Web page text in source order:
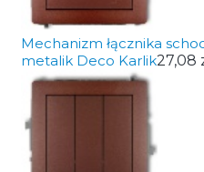
Mechanizm łącznika
metalik Deco Karlik27,08